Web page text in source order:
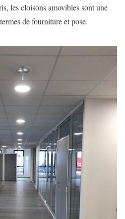
les cloisons amovibles sont une
de fourniture et pose.